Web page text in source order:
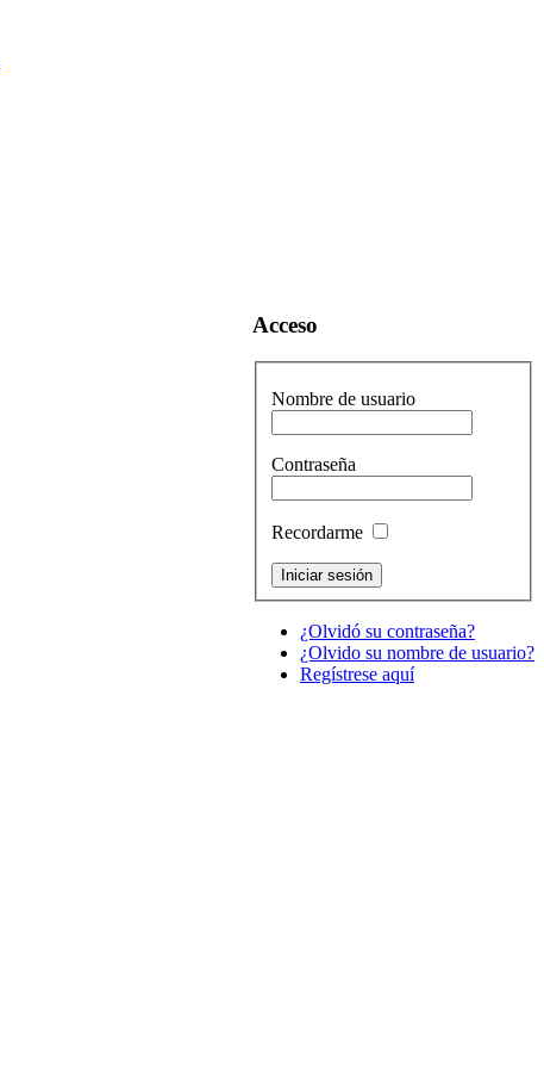
Acceso
Nombre de usuario
Contraseña
Recordarme
¿Olvidó su contraseña?
¿Olvido su nombre de usuario?
Regístrese aquí